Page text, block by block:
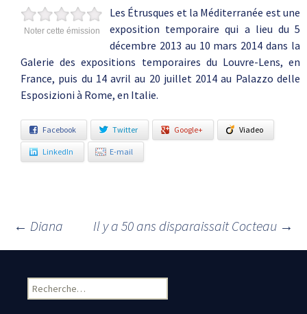
Noter cette émission
Les Étrusques et la Méditerranée est une
exposition temporaire qui a lieu du 5
décembre 2013 au 10 mars 2014 dans la
Galerie des expositions temporaires du Louvre-Lens, en
France, puis du 14 avril au 20 juillet 2014 au Palazzo delle
Esposizioni à Rome, en Italie.
Facebook Twitter Google+ Viadeo
LinkedIn E-mail
Navigation des articles
← Diana Il y a 50 ans disparaissait Cocteau →
Rechercher :